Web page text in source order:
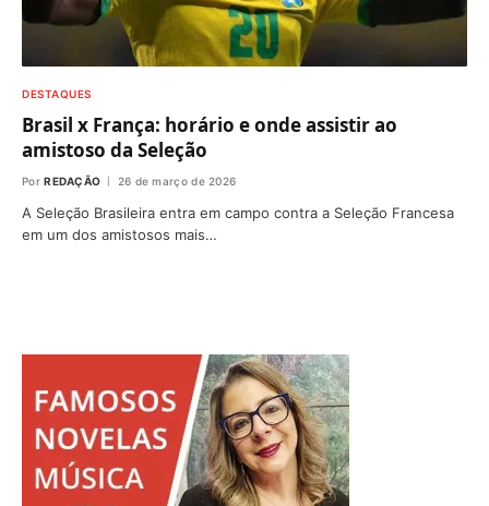
DESTAQUES
Brasil x França: horário e onde assistir ao
amistoso da Seleção
Por REDAÇÃO 26 de março de 2026
A Seleção Brasileira entra em campo contra a Seleção Francesa
em um dos amistosos mais…